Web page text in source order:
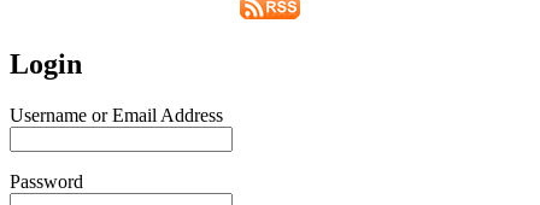
Login
Username or Email Address
Password